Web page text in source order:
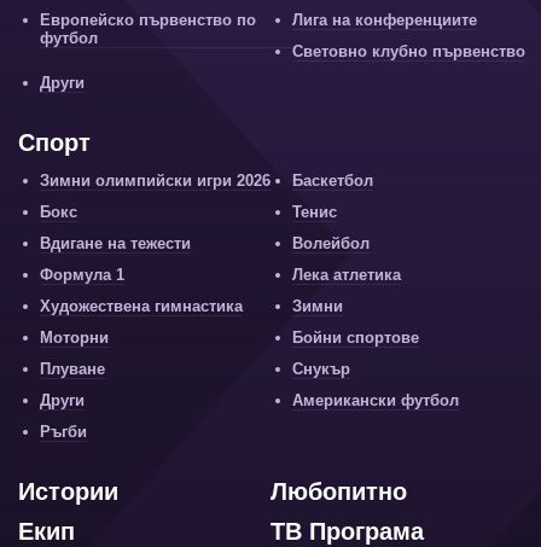
Европейско първенство по
футбол
Лига на конференциите
Световно клубно първенство
Други
Спорт
Зимни олимпийски игри 2026
Баскетбол
Бокс
Тенис
Вдигане на тежести
Волейбол
Формула 1
Лека атлетика
Художествена гимнастика
Зимни
Моторни
Бойни спортове
Плуване
Снукър
Други
Американски футбол
Ръгби
Любопитно
Истории
ТВ Програма
Екип